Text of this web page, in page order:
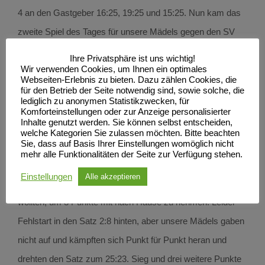
4 an den Gastgeber 16:25, 19:25 und 15:25. Nun kam das
zweite Spiel des Tages für unsere Mädels gegen den SV
und holten sich die ersten beiden Sätze 25:20 und 25:21.
Somit war schon der erste Punkt gesichert. Den dritten
Satz begannen wir eigentlich sehr gut 3:0 Führung, aber zur
Mitte des Satzes lagen wir dann schon deutlich mit 8:16
hinten. Wir kämpften uns noch einmal bis zum 15:16 heran,
in den vierten Satz, den unsere Mädels unbedingt gewinnen
wollten, um 3 Punkte mit nach Hause zu nehmen. Leider
Fehlstart in den Satz 2:8 hinten, aber unsere Mädels gaben
nicht auf und kämpften sich Punkt für Punkt heran und
drehten den Satz zum 25:23. Sieg und drei weitere Punkte
Ihre Privatsphäre ist uns wichtig!
Wir verwenden Cookies, um Ihnen ein optimales
Webseiten-Erlebnis zu bieten. Dazu zählen Cookies, die
für den Betrieb der Seite notwendig sind, sowie solche, die
lediglich zu anonymen Statistikzwecken, für
Komforteinstellungen oder zur Anzeige personalisierter
Inhalte genutzt werden. Sie können selbst entscheiden,
welche Kategorien Sie zulassen möchten. Bitte beachten
Sie, dass auf Basis Ihrer Einstellungen womöglich nicht
mehr alle Funktionalitäten der Seite zur Verfügung stehen.
Einstellungen Alle akzeptieren